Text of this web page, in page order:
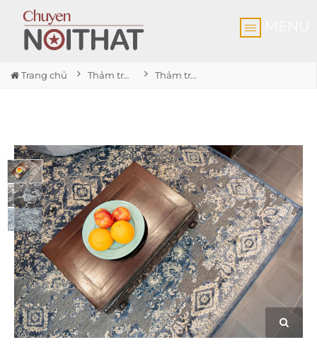
Trang chủ Thảm trải sàn cao cấp Thảm trải sàn Ragolle Encrypt Blue